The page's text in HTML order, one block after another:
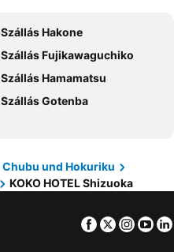
Szállás Hakone
Szállás Fujikawaguchiko
Szállás Hamamatsu
Szállás Gotenba
Chubu und Hokuriku
KOKO HOTEL Shizuoka
Facebook
Twitter